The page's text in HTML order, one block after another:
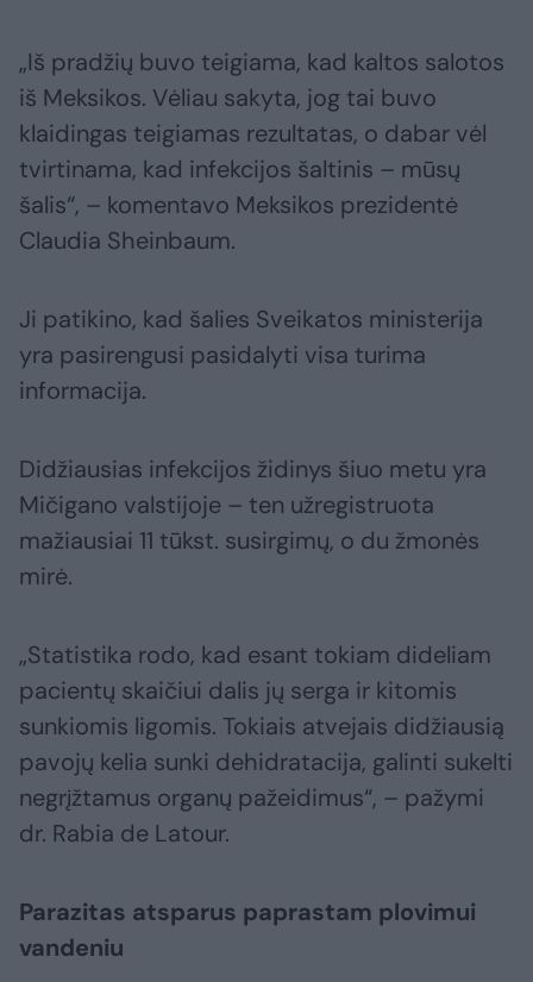
„Iš pradžių buvo teigiama, kad kaltos salotos
iš Meksikos. Vėliau sakyta, jog tai buvo
klaidingas teigiamas rezultatas, o dabar vėl
tvirtinama, kad infekcijos šaltinis – mūsų
šalis“, – komentavo Meksikos prezidentė
Claudia Sheinbaum.
Ji patikino, kad šalies Sveikatos ministerija
yra pasirengusi pasidalyti visa turima
informacija.
Didžiausias infekcijos židinys šiuo metu yra
Mičigano valstijoje – ten užregistruota
mažiausiai 11 tūkst. susirgimų, o du žmonės
mirė.
„Statistika rodo, kad esant tokiam dideliam
pacientų skaičiui dalis jų serga ir kitomis
sunkiomis ligomis. Tokiais atvejais didžiausią
pavojų kelia sunki dehidratacija, galinti sukelti
negrįžtamus organų pažeidimus“, – pažymi
dr. Rabia de Latour.
Parazitas atsparus paprastam plovimui
vandeniu